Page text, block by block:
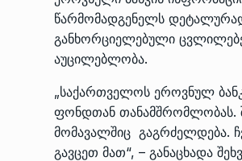
წარმომადგენელს დეტალურად
განხორციელებული
აუცილებლობა.
„საქართველოს ეროვნულ
ფონდთან თანამშრომლობას.
მომავალშიც გაგრძელდება.
გავცეთ მათ“, – განაცხადა
10